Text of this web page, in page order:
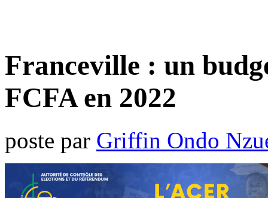
Franceville : un
FCFA en 2022
poste par Griffin Ondo